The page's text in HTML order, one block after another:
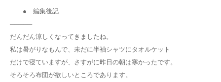
● 編集後記
─────
だんだん涼しくなってきましたね。
私は暑がりなもんで、未だに半袖シャツにタオルケット
だけで寝ていますが、さすがに昨日の朝は寒かったです。
そろそろ布団が欲しいところであります。